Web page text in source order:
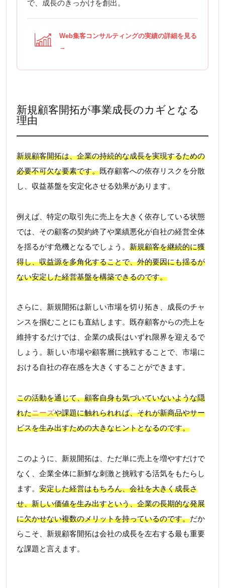
で、成長のきっかけを創出。
Web集客コンサルティングの実績の詳細を見る
→
新規顧客開拓が事業成長のカギとなる
理由
新規顧客開拓は、企業の持続的な成長を実現するための
必要不可欠な要素です。既存顧客への依存リスクを分散
し、収益基盤を安定化させる効果があります。
例えば、特定の取引先に売上を大きく依存している状態
では、その顧客の契約終了や業績悪化が自社の経営全体
を揺るがす危機となるでしょう。 新規顧客を継続的に獲
得し、収益源を多角化することで、外的要因にも揺るが
ない安定した経営基盤を構築できるのです。
さらに、新規開拓は新しい市場を切り拓き、成長のチャ
ンスを掴むことにも直結します。既存顧客からの売上を
維持するだけでは、企業の成長はいずれ限界を迎えるで
しょう。新しい市場や顧客層に挑戦することで、市場に
おける自社の存在感を大きくすることができます。
この活動を通じて、顧客自身も気づいていないような隠
れたニーズや課題に触れられれば、それが新商品やサー
ビスを生み出すための大きなヒントとなるのです。
このように、新規開拓は、ただ単に売上を増やすだけで
なく、企業全体に新鮮な刺激と挑戦する活気をもたらし
ます。 安定した経営はもちろん、会社を大きく成長さ
せ、新しい価値を生み出すという、企業の長期的な発展
に欠かせない複数のメリットを持っているのです。だか
らこそ、新規顧客開拓は会社の成長を左右する最も重要
な課題と言えます。